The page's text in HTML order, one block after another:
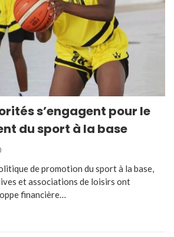
s’engagent pour le
du sport à la base
de promotion du sport à la base,
et associations de loisirs ont
financière…